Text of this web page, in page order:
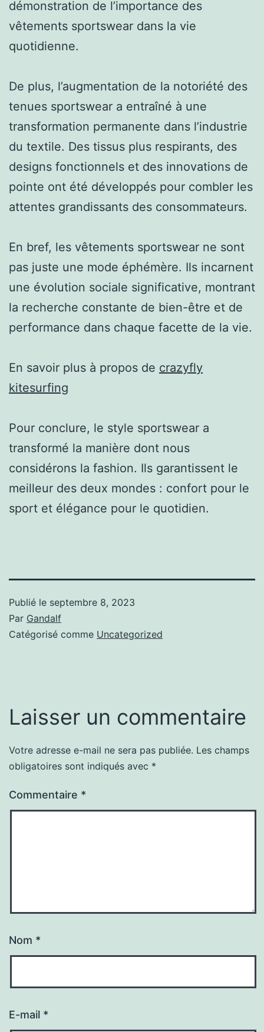
démonstration de l’importance des
vêtements sportswear dans la vie
quotidienne.
De plus, l’augmentation de la notoriété des
tenues sportswear a entraîné à une
transformation permanente dans l’industrie
du textile. Des tissus plus respirants, des
designs fonctionnels et des innovations de
pointe ont été développés pour combler les
attentes grandissants des consommateurs.
En bref, les vêtements sportswear ne sont
pas juste une mode éphémère. Ils incarnent
une évolution sociale significative, montrant
la recherche constante de bien-être et de
performance dans chaque facette de la vie.
En savoir plus à propos de crazyfly
kitesurfing
Pour conclure, le style sportswear a
transformé la manière dont nous
considérons la fashion. Ils garantissent le
meilleur des deux mondes : confort pour le
sport et élégance pour le quotidien.
Publié le septembre 8, 2023
Par Gandalf
Catégorisé comme Uncategorized
Laisser un commentaire
Votre adresse e-mail ne sera pas publiée. Les champs
obligatoires sont indiqués avec *
Commentaire *
Nom *
E-mail *